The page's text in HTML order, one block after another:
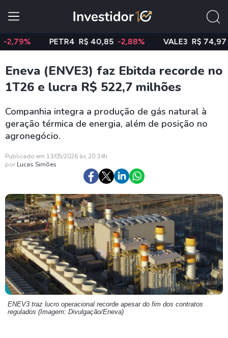
PETR4 R$ 40,85 -2,88% VALE3 R$ 74,97 -
Eneva (ENVE3) faz Ebitda recorde no
1T26 e lucra R$ 522,7 milhões
Companhia integra a produção de gás natural à
geração térmica de energia, além de posição no
agronegócio.
Publicado em 13/05/2026 às 20:34h
por Lucas Simões
ENEV3 traz lucro operacional recorde apesar do fim dos contratos
regulados (Imagem: Divulgação/Eneva)